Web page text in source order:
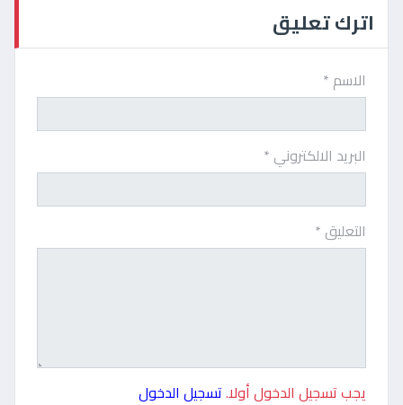
اترك تعليق
الاسم *
البريد الالكتروني *
التعليق *
يجب تسجيل الدخول أولا.تسجيل الدخول